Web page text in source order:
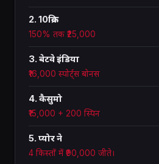
2. 10क्रिक
150% तक ₹25,000
3. बेटवे इंडिया
₹16,000 स्पोर्ट्स बोनस
4. कैसुमो
₹15,000 + 200 स्पिन
5. प्योर ने
4 किस्तों में ₹90,000 जीते।